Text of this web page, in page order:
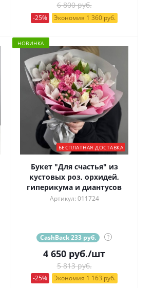
6 800 руб.
-25% Экономия 1 360 руб.
НОВИНКА
БЕСПЛАТНАЯ ДОСТАВКА
Букет "Для счастья" из
кустовых роз, орхидей,
гиперикума и диантусов
Артикул: 011724
CashBack 233 руб. ?
4 650 руб./шт
5 813 руб.
-25% Экономия 1 163 руб.